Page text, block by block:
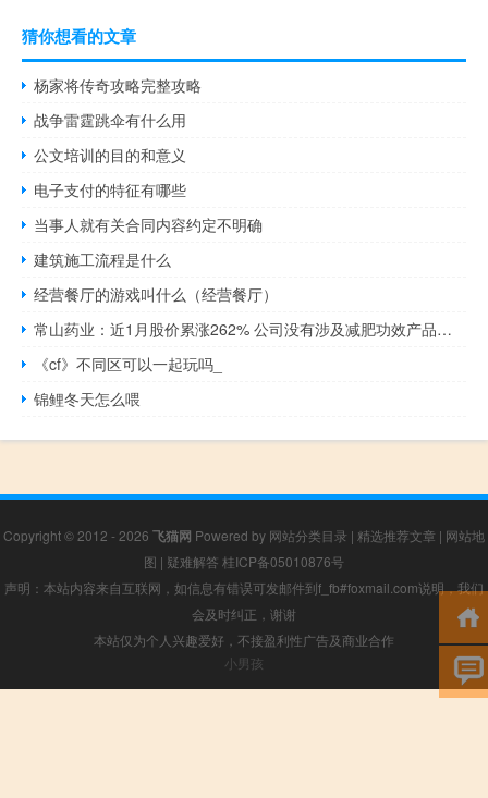
猜你想看的文章
杨家将传奇攻略完整攻略
战争雷霆跳伞有什么用
公文培训的目的和意义
电子支付的特征有哪些
当事人就有关合同内容约定不明确
建筑施工流程是什么
经营餐厅的游戏叫什么（经营餐厅）
常山药业：近1月股价累涨262% 公司没有涉及减肥功效产品的收入
《cf》不同区可以一起玩吗_
锦鲤冬天怎么喂
Copyright © 2012 - 2026 飞猫网 Powered by 网站分类目录 | 精选推荐文章 | 网站地
图 | 疑难解答 桂ICP备05010876号
声明：本站内容来自互联网，如信息有错误可发邮件到f_fb#foxmail.com说明，我们
会及时纠正，谢谢
本站仅为个人兴趣爱好，不接盈利性广告及商业合作
小男孩